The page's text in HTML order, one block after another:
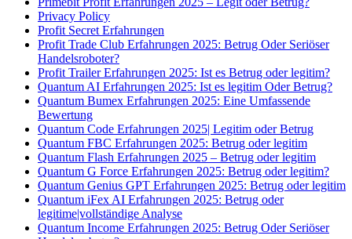
Privacy Policy
Profit Secret Erfahrungen
Profit Trade Club Erfahrungen 2025: Betrug Oder Seriöser
Handelsroboter?
Profit Trailer Erfahrungen 2025: Ist es Betrug oder legitim?
Quantum AI Erfahrungen 2025: Ist es legitim Oder Betrug?
Quantum Bumex Erfahrungen 2025: Eine Umfassende
Bewertung
Quantum Code Erfahrungen 2025| Legitim oder Betrug
Quantum FBC Erfahrungen 2025: Betrug oder legitim
Quantum Flash Erfahrungen 2025 – Betrug oder legitim
Quantum G Force Erfahrungen 2025: Betrug oder legitim?
Quantum Genius GPT Erfahrungen 2025: Betrug oder legitim
Quantum iFex AI Erfahrungen 2025: Betrug oder
legitime|vollständige Analyse
Quantum Income Erfahrungen 2025: Betrug Oder Seriöser